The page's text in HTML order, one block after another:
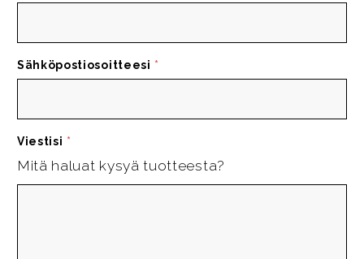
Sähköpostiosoitteesi *
Viestisi *
Mitä haluat kysyä tuotteesta?